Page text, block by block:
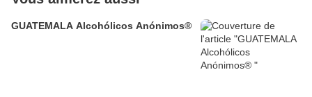
GUATEMALA Alcohólicos Anónimos®